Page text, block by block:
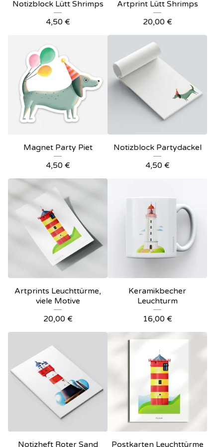
Notizblock Lütt Shrimps
4,50 €
Artprint Lütt Shrimps
20,00 €
Magnet Party Piet
4,50 €
Notizblock Partydackel
4,50 €
Artprints Leuchttürme,
viele Motive
20,00 €
Keramikbecher
Leuchturm
16,00 €
Notizheft Roter Sand Postkarten Leuchttürme